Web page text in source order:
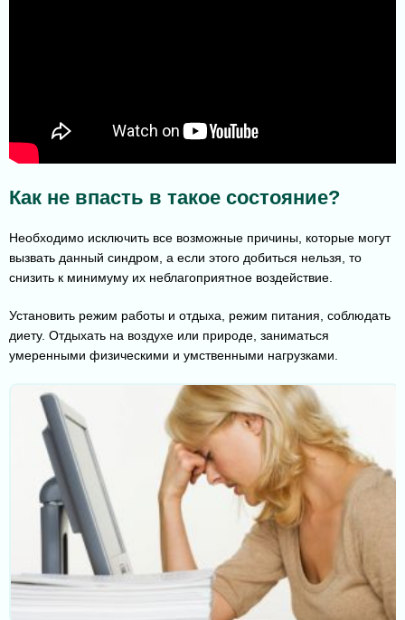
Как не впасть в такое состояние?
Необходимо исключить все возможные причины, которые могут
вызвать данный синдром, а если этого добиться нельзя, то
снизить к минимуму их неблагоприятное воздействие.
Установить режим работы и отдыха, режим питания, соблюдать
диету. Отдыхать на воздухе или природе, заниматься
умеренными физическими и умственными нагрузками.